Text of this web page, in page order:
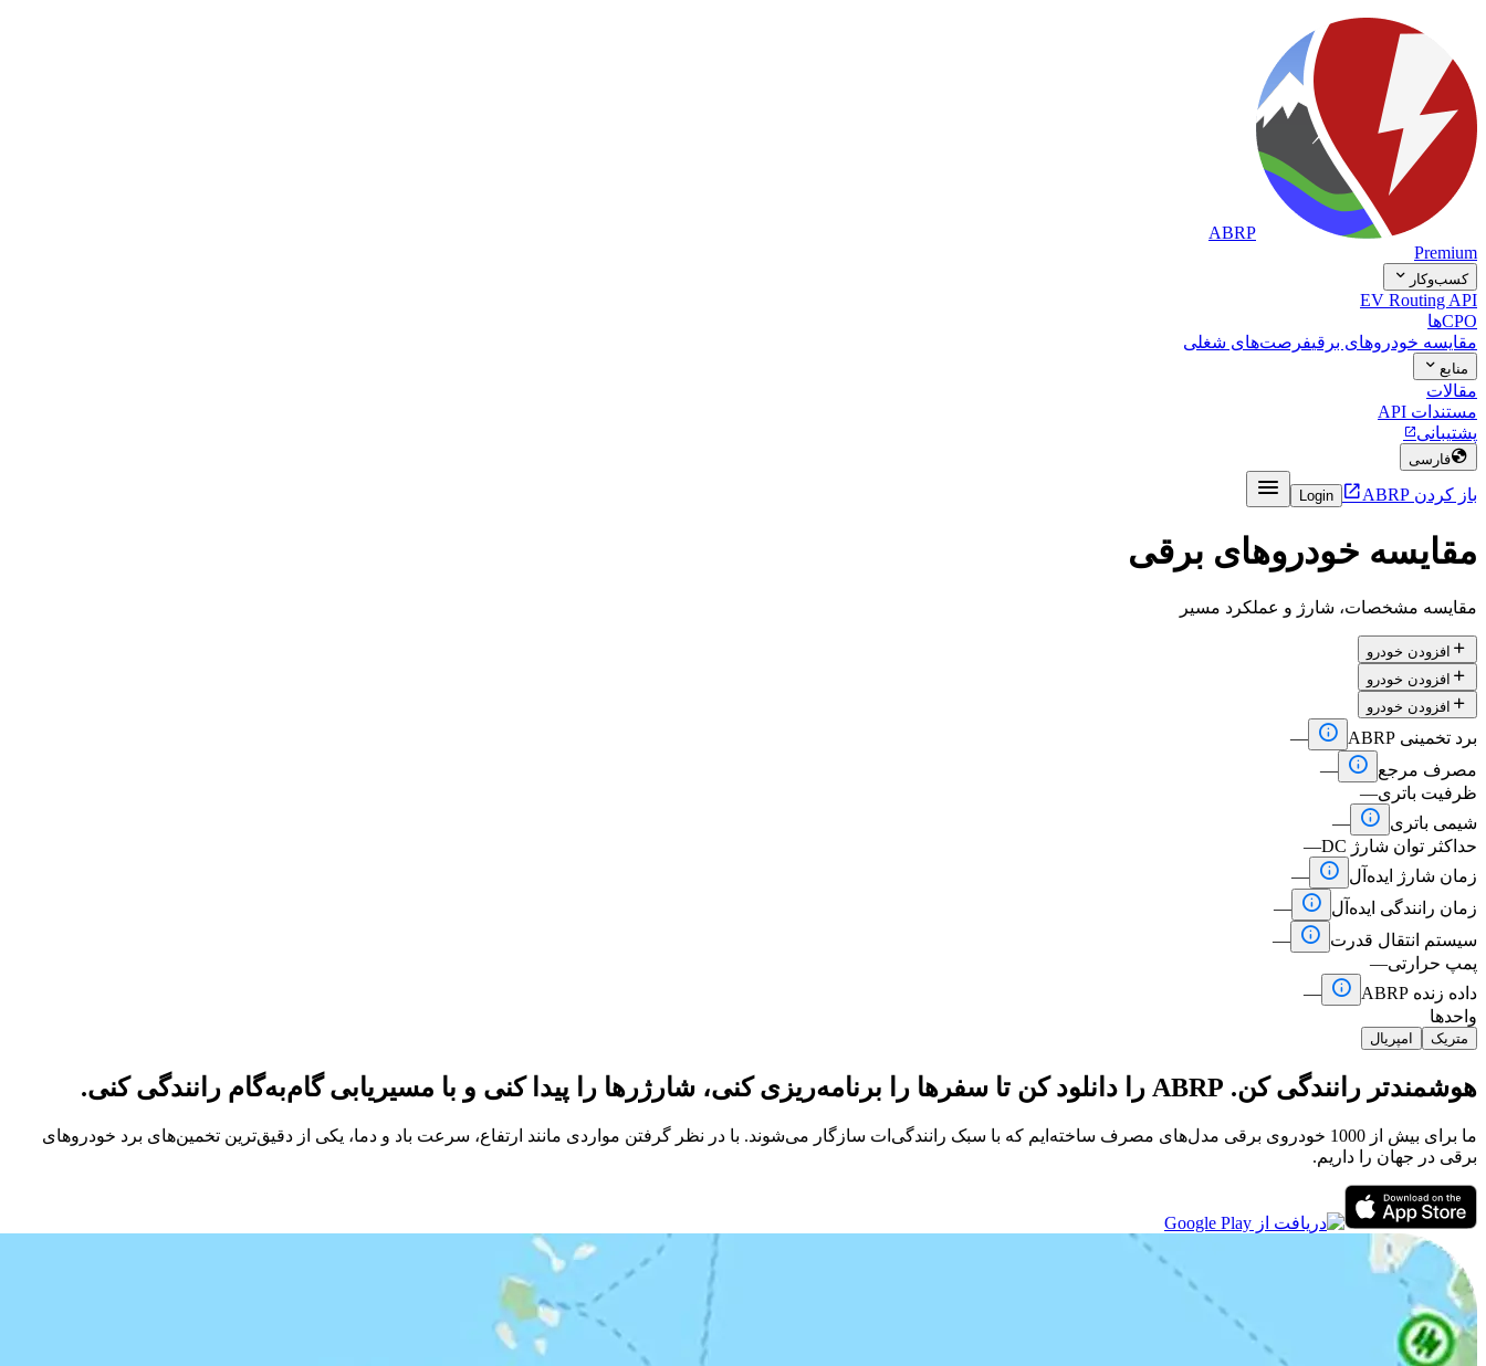
ABRP
Premium
کسب‌وکار 
EV Routing API
CPOها
مقایسه خودروهای برقیفرصت‌های شغلی
منابع 
مقالات
مستندات API
پشتیبانی
فارسی
باز کردن ABRP 
Login

مقایسه خودروهای برقی
مقایسه مشخصات، شارژ و عملکرد مسیر
 افزودن خودرو
 افزودن خودرو
 افزودن خودرو
برد تخمینی ABRP 
—
مصرف مرجع 
—
ظرفیت باتری—
شیمی باتری 
—
حداکثر توان شارژ DC
—
زمان شارژ ایده‌آل 
—
زمان رانندگی ایده‌آل 
—
سیستم انتقال قدرت 
—
پمپ حرارتی—
داده زنده ABRP

—
واحدها
متریک امپریال
هوشمندتر رانندگی کن. ABRP را دانلود کن تا سفرها را برنامه‌ریزی کنی، شارژرها را پیدا کنی و با مسیریابی گام‌به‌گام رانندگی کنی.
ما برای بیش از 1000 خودروی برقی مدل‌های مصرف ساخته‌ایم که با سبک رانندگی‌ات سازگار می‌شوند. با در نظر گرفتن مواردی مانند ارتفاع، سرعت باد و دما، یکی از دقیق‌ترین تخمین‌های برد خودروهای
برقی در جهان را داریم.